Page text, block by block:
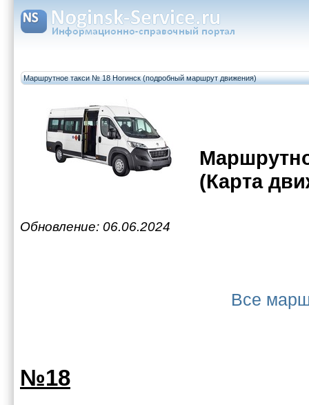
Маршрутное такси № 18 Ногинск (подробный маршрут движения)
(Карта
Обновление: 06.06.2024
Все
№18